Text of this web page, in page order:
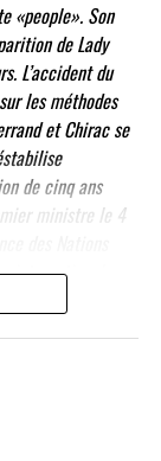
«people». Son
de Lady
L’accident du
les méthodes
et Chirac se
de cinq ans
ministre le 4
internationale.
de société